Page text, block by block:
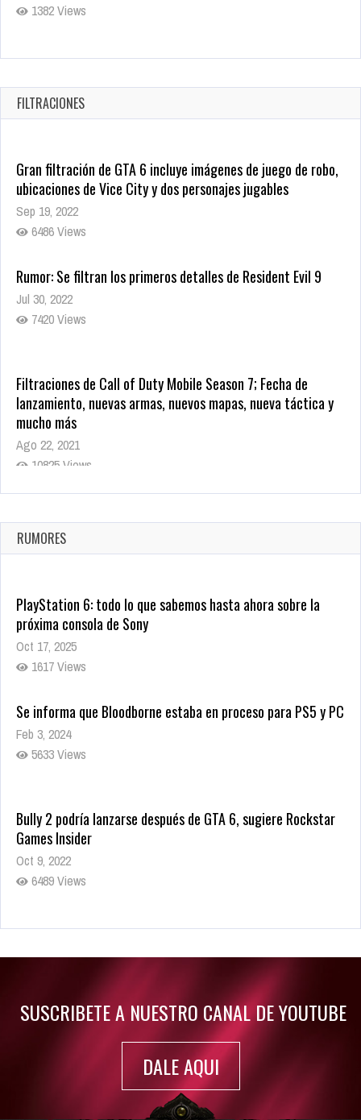
Warner Bros. lleva a las tiendas digitales su racha de
Oct 17, 2025
FILTRACIONES
Gran filtración de GTA 6 incluye imágenes de juego de robo,
ubicaciones de Vice City y dos personajes jugables
Sep 19, 2022
6486 Views
Rumor: Se filtran los primeros detalles de Resident Evil 9
Jul 30, 2022
7420 Views
Filtraciones de Call of Duty Mobile Season 7; Fecha de
lanzamiento, nuevas armas, nuevos mapas, nueva táctica y
mucho más
Ago 22, 2021
10825 Views
La configuración de Call of Duty 2021 aparentemente ya fue
Ago 8, 2021
10008 Views
RUMORES
PlayStation 6: todo lo que sabemos hasta ahora sobre la
próxima consola de Sony
Oct 17, 2025
1617 Views
Se informa que Bloodborne estaba en proceso para PS5 y PC
Feb 3, 2024
5633 Views
Bully 2 podría lanzarse después de GTA 6, sugiere Rockstar
Games Insider
Oct 9, 2022
6489 Views
Rumor: Se filtran los primeros detalles de Resident Evil 9
SUSCRIBETE A NUESTRO CANAL DE YOUTUBE
DALE AQUI